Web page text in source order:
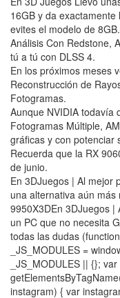
16GB y da
evites el modelo de 8GB.
Análisis Con Redstone,
tú a tú con DLSS 4.
En los próximos meses
Reconstrucción de
Fotogramas.
Aunque NVIDIA todavía
Fotogramas Múltiple,
gráficas y con potenciar
Recuerda que la RX
de junio.
En 3DJuegos | Al mejor
una alternativa aún
9950X3DEn 3DJuegos
un PC que no necesita
todas las dudas
_JS_MODULES =
_JS_MODULES || {};
instagram) { var